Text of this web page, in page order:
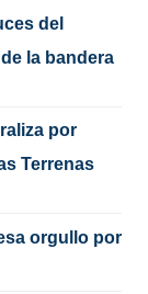
del
la bandera
por
Terrenas
orgullo por